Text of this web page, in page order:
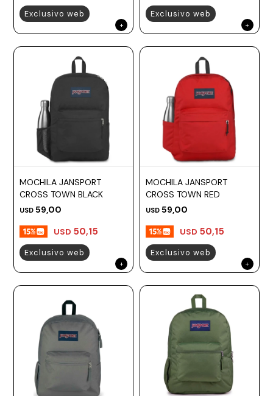
Exclusivo web Exclusivo web
MOCHILA JANSPORT
CROSS TOWN BLACK
USD 59,00
USD 50,15
Exclusivo web
MOCHILA JANSPORT
CROSS TOWN RED
USD 59,00
USD 50,15
Exclusivo web